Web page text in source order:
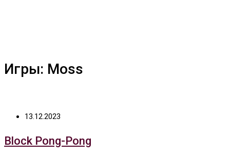
Игры: Moss
13.12.2023
Block Pong-Pong